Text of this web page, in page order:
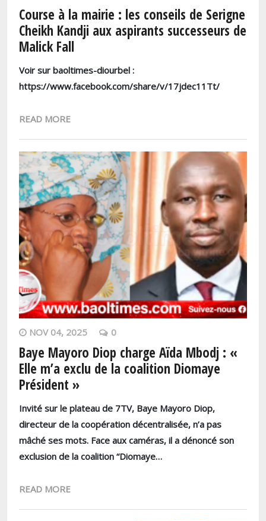
Course à la mairie : les conseils de Serigne
Cheikh Kandji aux aspirants successeurs de
Malick Fall
Voir sur baoltimes-diourbel :
https://www.facebook.com/share/v/17jdec11Tt/
READ MORE
NOV 04, 2025 0
Baye Mayoro Diop charge Aïda Mbodj : «
Elle m’a exclu de la coalition Diomaye
Président »
Invité sur le plateau de 7TV, Baye Mayoro Diop,
directeur de la coopération décentralisée, n’a pas
mâché ses mots. Face aux caméras, il a dénoncé son
exclusion de la coalition “Diomaye…
READ MORE